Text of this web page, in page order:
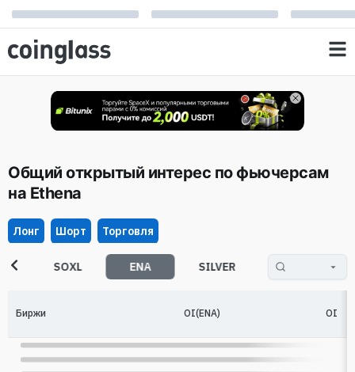
Общий открытый интерес по фьючерсам
на Ethena
Лонг Шорт Торговля
SOXL ENA SILVER GOOGL
Биржи OI(ENA) OI